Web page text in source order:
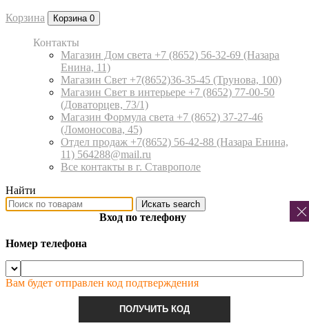
Корзина Корзина 0
Контакты
Магазин Дом света +7 (8652) 56-32-69 (Назара
Енина, 11)
Магазин Свет +7(8652)36-35-45 (Трунова, 100)
Магазин Свет в интерьере +7 (8652) 77-00-50
(Доваторцев, 73/1)
Магазин Формула света +7 (8652) 37-27-46
(Ломоносова, 45)
Отдел продаж +7(8652) 56-42-88 (Назара Енина,
11) 564288@mail.ru
Все контакты в г. Ставрополе
Найти
Искать search
Вход по телефону
Номер телефона
Вам будет отправлен код подтверждения
ПОЛУЧИТЬ КОД